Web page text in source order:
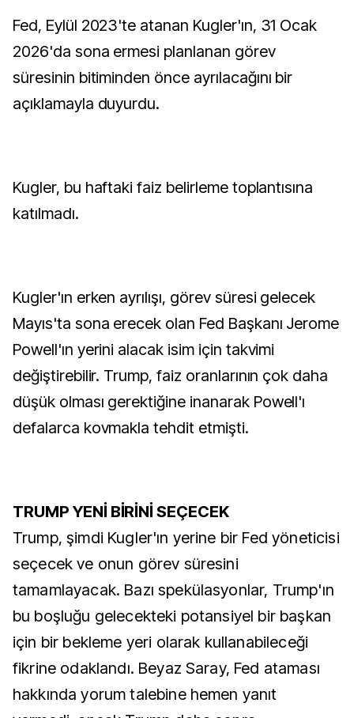
Fed, Eylül 2023'te atanan Kugler'ın, 31 Ocak
2026'da sona ermesi planlanan görev
süresinin bitiminden önce ayrılacağını bir
açıklamayla duyurdu.
Kugler, bu haftaki faiz belirleme toplantısına
katılmadı.
Kugler'ın erken ayrılışı, görev süresi gelecek
Mayıs'ta sona erecek olan Fed Başkanı Jerome
Powell'ın yerini alacak isim için takvimi
değiştirebilir. Trump, faiz oranlarının çok daha
düşük olması gerektiğine inanarak Powell'ı
defalarca kovmakla tehdit etmişti.
TRUMP YENİ BİRİNİ SEÇECEK
Trump, şimdi Kugler'ın yerine bir Fed yöneticisi
seçecek ve onun görev süresini
tamamlayacak. Bazı spekülasyonlar, Trump'ın
bu boşluğu gelecekteki potansiyel bir başkan
için bir bekleme yeri olarak kullanabileceği
fikrine odaklandı. Beyaz Saray, Fed ataması
hakkında yorum talebine hemen yanıt